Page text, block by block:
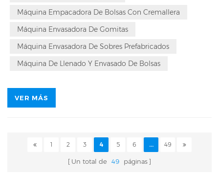
automatizadas como alimentación de bolsas,
cremalleras, llenado de material, rechazo, purga de
aire (o inyección de nitrógeno para mantener la
frescura), colocación de bolsas, mallado y producto
terminado.
Máquina Empacadora De Bolsas Con Cremallera
Máquina Envasadora De Gomitas
Máquina Envasadora De Sobres Prefabricados
Máquina De Llenado Y Envasado De Bolsas
VER MÁS
1 2 3 4 5 6 ... 49
Un total de 49 páginas